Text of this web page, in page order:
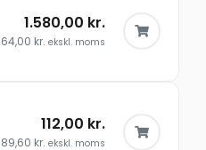
1.580,00 kr.
kr. ekskl. moms
112,00 kr.
89,60 kr. ekskl. moms